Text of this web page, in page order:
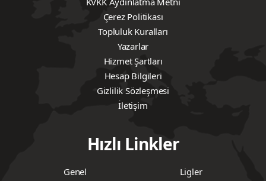
Çerez Politikası
Topluluk Kuralları
Yazarlar
Hizmet Şartları
Hesap Bilgileri
Gizlilik Sözleşmesi
İletişim
Hızlı Linkler
Genel
Ligler